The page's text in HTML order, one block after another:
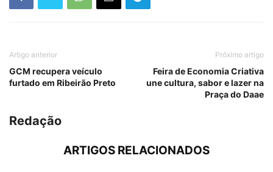
Artigo anterior
GCM recupera veículo
furtado em Ribeirão Preto
Próximo artigo
Feira de Economia Criativa
une cultura, sabor e lazer na
Praça do Daae
Redação
ARTIGOS RELACIONADOS